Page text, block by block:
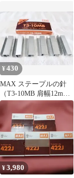
圧ネジ打ち機 ターボ
ドライバ ケース付
【ハンズクラフト島根
出雲】
¥430
MAX ステープルの針
（T3-10MB 肩幅12mm,
足長10mm）
¥3,980